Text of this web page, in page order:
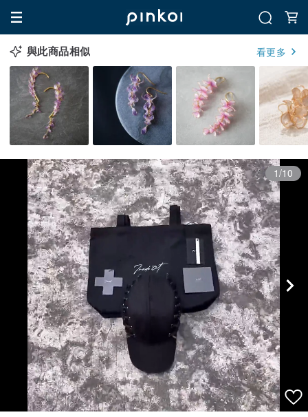
與此商品相似 看更多
1/10